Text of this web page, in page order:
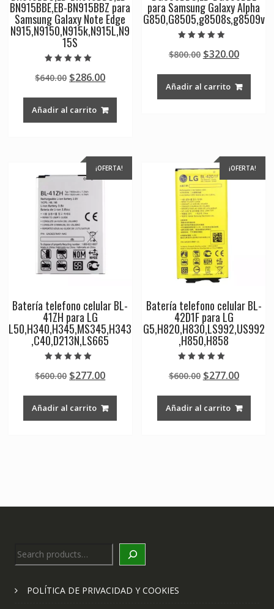
BN915BBE,EB-BN915BBZ para
Samsung Galaxy Note Edge
N915,N9150,N915k,N915L,N9
15S
5.00
de 5
$640.00 Original
was:
$640.00.
$286.00Current
$286.00.
Añadir al carrito
para Samsung Galaxy Alpha
G850,G8505,g8508s,g8509v
4.50
de 5
$800.00 Original
was:
$800.00.
$320.00
Añadir al carrito
¡OFERTA!
Batería telefono celular BL-
41ZH para LG
L50,H340,H345,MS345,H343
,C40,D213N,LS665
5.00
de 5
$600.00 Original
was:
$600.00.
$277.00Current
$277.00.
Añadir al carrito
¡OFERTA!
Batería telefono celular BL-
42D1F para LG
G5,H820,H830,LS992,US992
,H850,H858
5.00
de 5
$600.00 Original
was:
$600.00.
$277.00
Añadir al carrito
Search
POLÍTICA DE PRIVACIDAD Y COOKIES